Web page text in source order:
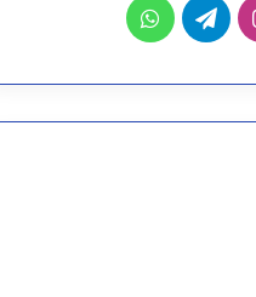
انستقرامتيلقرامواتساب